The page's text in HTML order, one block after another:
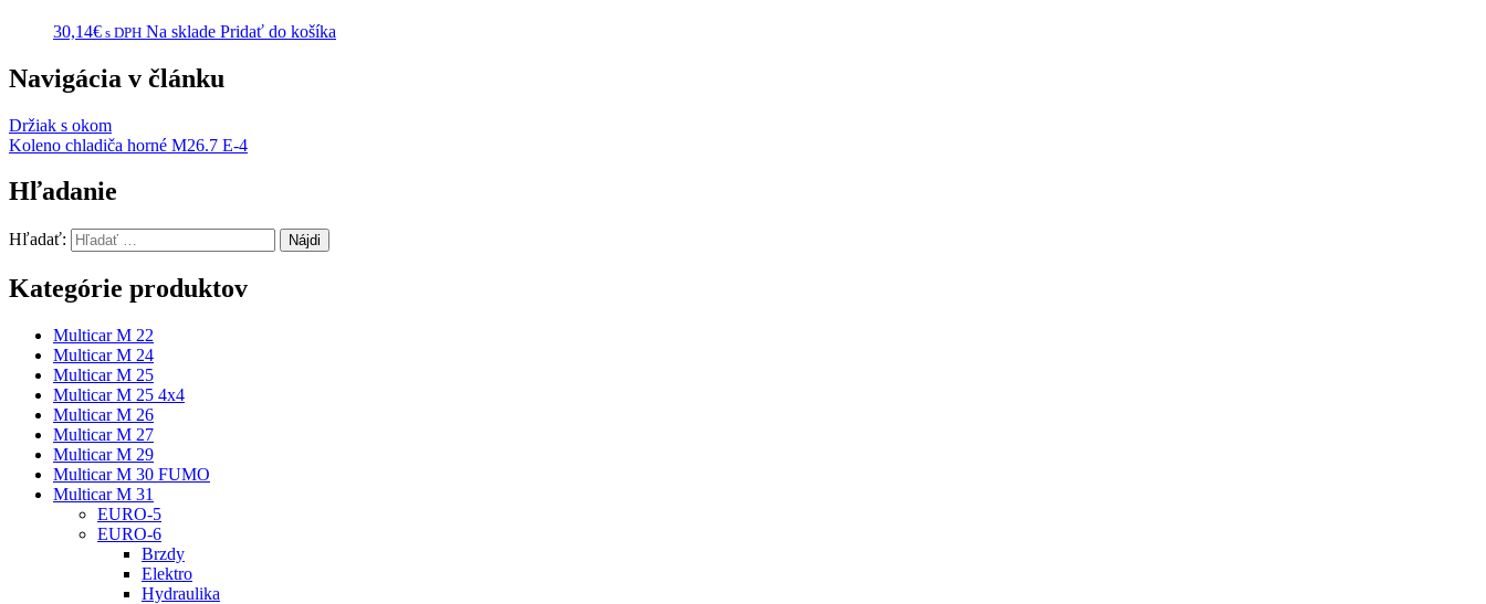
30,14€ s DPH Na sklade Pridať do košíka
Navigácia v článku
Držiak s okom
Koleno chladiča horné M26.7 E-4
Hľadanie
Hľadať:
Kategórie produktov
Multicar M 22
Multicar M 24
Multicar M 25
Multicar M 25 4x4
Multicar M 26
Multicar M 27
Multicar M 29
Multicar M 30 FUMO
Multicar M 31
EURO-5
EURO-6
Brzdy
Elektro
Hydraulika